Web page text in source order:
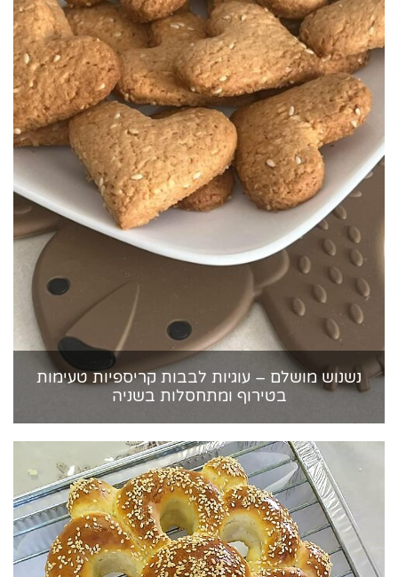
נשנוש מושלם – עוגיות לבבות קריספיות טעימות
בטירוף ומתחסלות בשניה